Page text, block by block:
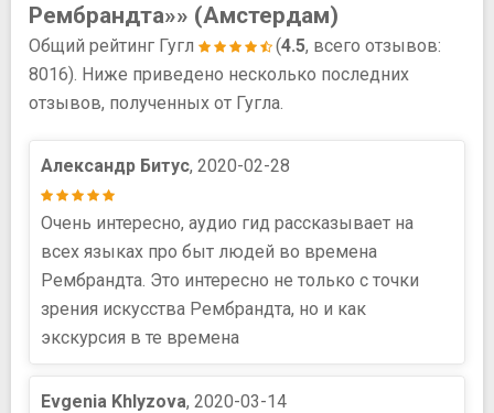
Рембрандта»» (Амстердам)
Общий рейтинг Гугл (4.5, всего отзывов:
8016). Ниже приведено несколько последних
отзывов, полученных от Гугла.
Александр Битус, 2020-02-28
Очень интересно, аудио гид рассказывает на
всех языках про быт людей во времена
Рембрандта. Это интересно не только с точки
зрения искусства Рембрандта, но и как
экскурсия в те времена
Evgenia Khlyzova, 2020-03-14